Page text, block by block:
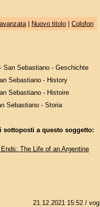
| Nuovo titolo| Colofon
San Sebastiano - Geschichte
Sebastiano - History
Sebastiano - Histoire
Sebastiano - Storia
sottoposti a questo soggetto:
The Life of an Argentine
21.12.2021 15:52/ vog